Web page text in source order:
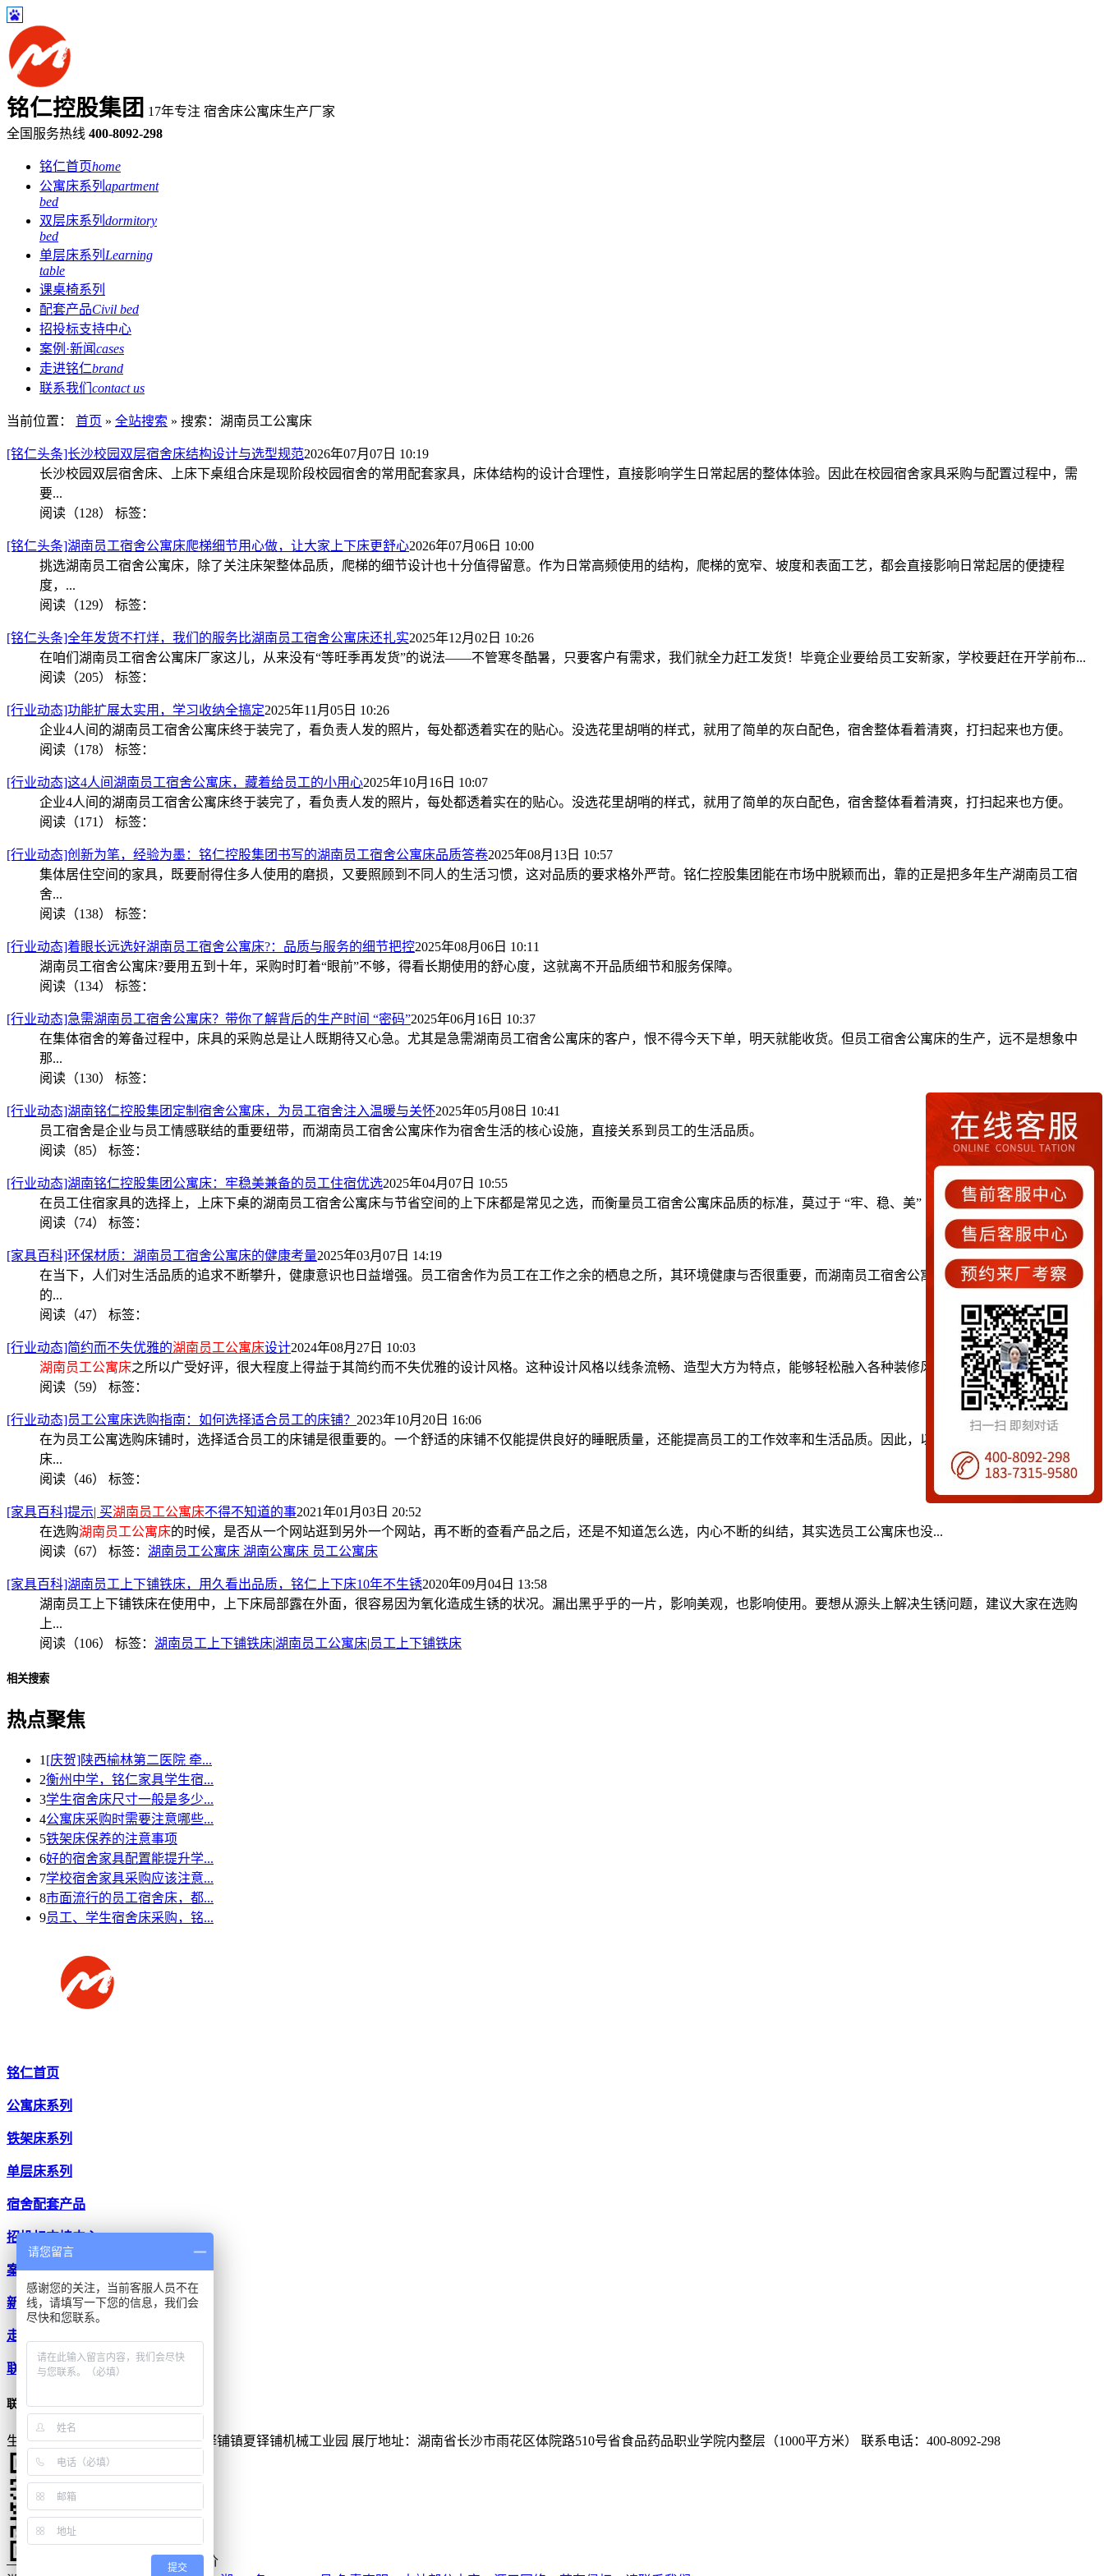
铭仁控股集团 17年专注 宿舍床公寓床生产厂家
全国服务热线 400-8092-298
铭仁首页home
公寓床系列 apartment
bed
双层床系列 dormitory
bed
单层床系列 Learning
table
课桌椅系列
配套产品Civil bed
招投标支持中心
案例·新闻cases
走进铭仁brand
联系我们 contact us
当前位置： 首页 » 全站搜索 » 搜索：湖南员工公寓床
[铭仁头条]长沙校园双层宿舍床结构设计与选型规范2026年07月07日 10:19
长沙校园双层宿舍床、上床下桌组合床是现阶段校园宿舍的常用配套家具，床体结构的设计合理性，直接影响学生日常起居的整体体验。因此在校园宿舍家具采购与配置过程中，需
要...
阅读（128） 标签：
[铭仁头条]湖南员工宿舍公寓床爬梯细节用心做，让大家上下床更舒心2026年07月06日 10:00
挑选湖南员工宿舍公寓床，除了关注床架整体品质，爬梯的细节设计也十分值得留意。作为日常高频使用的结构，爬梯的宽窄、坡度和表面工艺，都会直接影响日常起居的便捷程
度，...
阅读（129） 标签：
[铭仁头条]全年发货不打烊，我们的服务比湖南员工宿舍公寓床还扎实2025年12月02日 10:26
在咱们湖南员工宿舍公寓床厂家这儿，从来没有“等旺季再发货”的说法——不管寒冬酷暑，只要客户有需求，我们就全力赶工发货！毕竟企业要给员工安新家，学校要赶在开学前布...
阅读（205） 标签：
[行业动态]功能扩展太实用，学习收纳全搞定2025年11月05日 10:26
企业4人间的湖南员工宿舍公寓床终于装完了，看负责人发的照片，每处都透着实在的贴心。没选花里胡哨的样式，就用了简单的灰白配色，宿舍整体看着清爽，打扫起来也方便。
阅读（178） 标签：
[行业动态]这4人间湖南员工宿舍公寓床，藏着给员工的小用心2025年10月16日 10:07
企业4人间的湖南员工宿舍公寓床终于装完了，看负责人发的照片，每处都透着实在的贴心。没选花里胡哨的样式，就用了简单的灰白配色，宿舍整体看着清爽，打扫起来也方便。
阅读（171） 标签：
[行业动态]创新为笔，经验为墨：铭仁控股集团书写的湖南员工宿舍公寓床品质答卷2025年08月13日 10:57
集体居住空间的家具，既要耐得住多人使用的磨损，又要照顾到不同人的生活习惯，这对品质的要求格外严苛。铭仁控股集团能在市场中脱颖而出，靠的正是把多年生产湖南员工宿
舍...
阅读（138） 标签：
[行业动态]着眼长远选好湖南员工宿舍公寓床?：品质与服务的细节把控2025年08月06日 10:11
湖南员工宿舍公寓床?要用五到十年，采购时盯着“眼前”不够，得看长期使用的舒心度，这就离不开品质细节和服务保障。
阅读（134） 标签：
[行业动态]急需湖南员工宿舍公寓床？带你了解背后的生产时间 “密码”2025年06月16日 10:37
在集体宿舍的筹备过程中，床具的采购总是让人既期待又心急。尤其是急需湖南员工宿舍公寓床的客户，恨不得今天下单，明天就能收货。但员工宿舍公寓床的生产，远不是想象中
那...
阅读（130） 标签：
[行业动态]湖南铭仁控股集团定制宿舍公寓床，为员工宿舍注入温暖与关怀2025年05月08日 10:41
员工宿舍是企业与员工情感联结的重要纽带，而湖南员工宿舍公寓床作为宿舍生活的核心设施，直接关系到员工的生活品质。
阅读（85） 标签：
[行业动态]湖南铭仁控股集团公寓床：牢稳美兼备的员工住宿优选2025年04月07日 10:55
在员工住宿家具的选择上，上床下桌的湖南员工宿舍公寓床与节省空间的上下床都是常见之选，而衡量员工宿舍公寓床品质的标准，莫过于 “牢、稳、美” 三点。铭仁控股集团的公...
阅读（74） 标签：
[家具百科]环保材质：湖南员工宿舍公寓床的健康考量2025年03月07日 14:19
在当下，人们对生活品质的追求不断攀升，健康意识也日益增强。员工宿舍作为员工在工作之余的栖息之所，其环境健康与否很重要，而湖南员工宿舍公寓床所使用的材质便是其中
的...
阅读（47） 标签：
[行业动态]简约而不失优雅的湖南员工公寓床设计2024年08月27日 10:03
湖南员工公寓床之所以广受好评，很大程度上得益于其简约而不失优雅的设计风格。这种设计风格以线条流畅、造型大方为特点，能够轻松融入各种装修风...
阅读（59） 标签：
[行业动态]员工公寓床选购指南：如何选择适合员工的床铺？ 2023年10月20日 16:06
在为员工公寓选购床铺时，选择适合员工的床铺是很重要的。一个舒适的床铺不仅能提供良好的睡眠质量，还能提高员工的工作效率和生活品质。因此，以下是一些选择适合员工的
床...
阅读（46） 标签：
[家具百科]提示| 买湖南员工公寓床不得不知道的事2021年01月03日 20:52
在选购湖南员工公寓床的时候，是否从一个网站逛到另外一个网站，再不断的查看产品之后，还是不知道怎么选，内心不断的纠结，其实选员工公寓床也没...
阅读（67） 标签： 湖南员工公寓床 湖南公寓床 员工公寓床
[家具百科]湖南员工上下铺铁床，用久看出品质，铭仁上下床10年不生锈2020年09月04日 13:58
湖南员工上下铺铁床在使用中，上下床局部露在外面，很容易因为氧化造成生锈的状况。漏出黑乎乎的一片，影响美观，也影响使用。要想从源头上解决生锈问题，建议大家在选购
上...
阅读（106） 标签： 湖南员工上下铺铁床|湖南员工公寓床|员工上下铺铁床
相关搜索
热点聚焦
1 [庆贺]陕西榆林第二医院 牵...
2衡州中学，铭仁家具学生宿...
3学生宿舍床尺寸一般是多少...
4公寓床采购时需要注意哪些...
5铁架床保养的注意事项
6好的宿舍家具配置能提升学...
7学校宿舍家具采购应该注意...
8市面流行的员工宿舍床，都...
9员工、学生宿舍床采购，铭...
铭仁首页
公寓床系列
铁架床系列
单层床系列
宿舍配套产品
招投标支持中心
案例中心
新闻中心
走进铭仁
联系我们
联系我们
生产基地：湖南省长沙市宁乡市夏铎铺镇夏铎铺机械工业园 展厅地址：湖南省长沙市雨花区体院路510号省食品药品职业学院内整层（1000平方米） 联系电话：400-8092-298
获取方案及报价
请您留言
感谢您的关注，当前客服人员不在
线，请填写一下您的信息，我们会
尽快和您联系。
提交